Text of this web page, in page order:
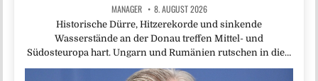
MANAGER 8. AUGUST 2026
Historische Dürre, Hitzerekorde und sinkende
Wasserstände an der Donau treffen Mittel- und
Südosteuropa hart. Ungarn und Rumänien rutschen in die…